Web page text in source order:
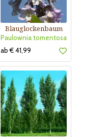
Blauglockenbaum
Paulownia tomentosa
ab € 41,99